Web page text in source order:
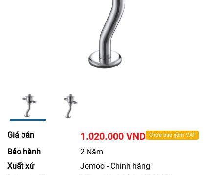
Giá bán 1.020.000 VND Chưa bao gồm VAT
Bảo hành
2 Năm
Xuất xứ
Jomoo - Chính hãng